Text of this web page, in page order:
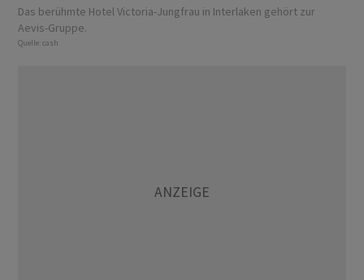
Das berühmte Hotel Victoria-Jungfrau in Interlaken gehört zur
Aevis-Gruppe.
Quelle: cash